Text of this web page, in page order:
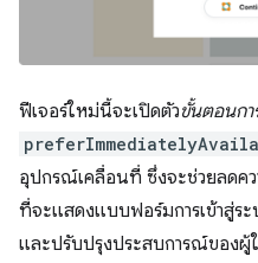
ฟีเจอร์ใหม่นี้จะเปิดตัวขั้นตอนกา
อุปกรณ์เคลื่อนที่ ซึ่งจะช่วยลดค
ที่จะแสดงแบบฟอร์มการเข้าสู่ร
และปรับปรุงประสบการณ์ของผู้